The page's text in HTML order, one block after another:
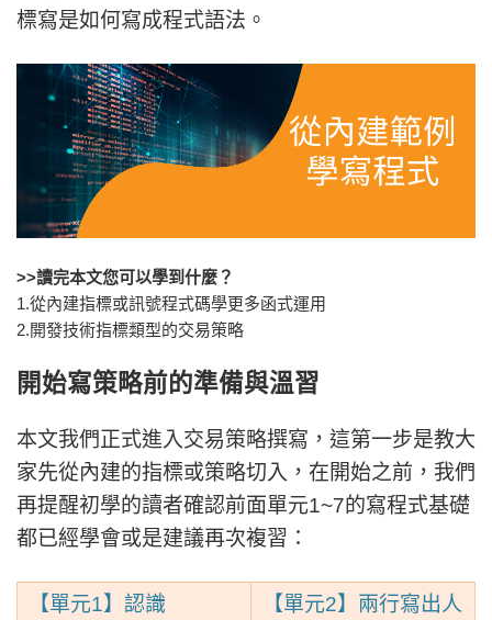
標寫是如何寫成程式語法。
>>讀完本文您可以學到什麼？
1.從內建指標或訊號程式碼學更多函式運用
2.開發技術指標類型的交易策略
開始寫策略前的準備與溫習
本文我們正式進入交易策略撰寫，這第一步是教大
家先從內建的指標或策略切入，在開始之前，我們
再提醒初學的讀者確認前面單元1~7的寫程式基礎
都已經學會或是建議再次複習：
【單元1】認識
【單元2】兩行寫出人